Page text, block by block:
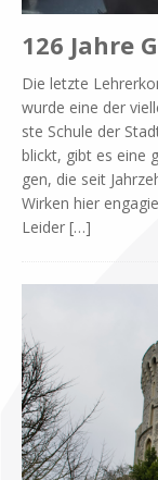
126 Jahre
Die letz­te
wur­de eine der
ste Schu­le der
blickt, gibt es eine
gen, die seit
Wir­ken hier
Lei­der […]